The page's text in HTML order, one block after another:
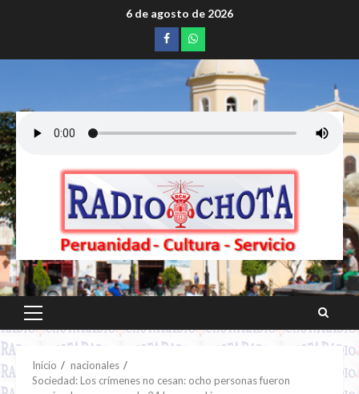
6 de agosto de 2026
Facebookwhatsapp
Menú
principal
Inicio
nacionales
Sociedad: Los crímenes no cesan: ocho personas fueron